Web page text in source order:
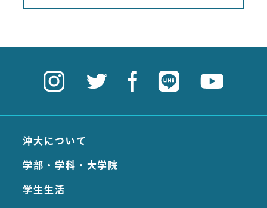
沖大について
学部・学科・大学院
学生生活